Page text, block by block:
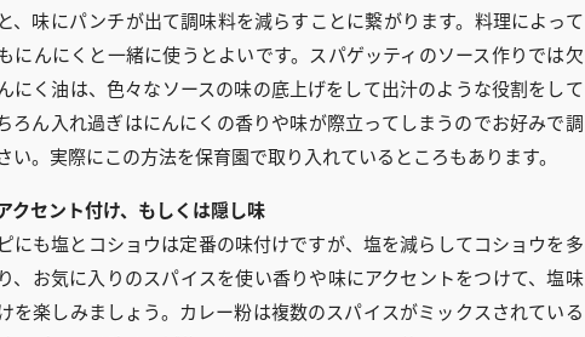
、味にパンチが出て調味料を減らすことに繋がります。料理によって
にんにくと一緒に使うとよいです。スパゲッティのソース作りでは欠
にく油は、色々なソースの味の底上げをして出汁のような役割をして
ろん入れ過ぎはにんにくの香りや味が際立ってしまうのでお好みで調
い。実際にこの方法を保育園で取り入れているところもあります。
クセント付け、もしくは隠し味
にも塩とコショウは定番の味付けですが、塩を減らしてコショウを多
、お気に入りのスパイスを使い香りや味にアクセントをつけて、塩味
を楽しみましょう。カレー粉は複数のスパイスがミックスされている